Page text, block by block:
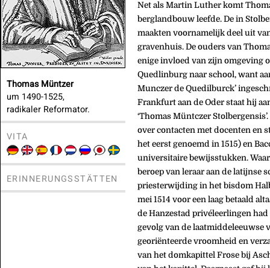
Thomas Müntzer
um 1490-1525,
radikaler Reformator.
VITA
ERINNERUNGSSTÄTTEN
Net als Martin Luther komt
berglandbouw leefde. De in
maakten voornamelijk deel uit
gravenhuis. De ouders van
enige invloed van zijn omgeving
Quedlinburg naar school, want
Munczer de Quedilburck’
Frankfurt aan de Oder staat hij
‘Thomas Müntczer
over contacten met docenten en
het eerst genoemd in 1515) en
universitaire bewijsstukken.
beroep van leraar aan de latijnse
priesterwijding in het bisdom
mei 1514 voor een laag betaald
de Hanzestad privéleerlingen
gevolg van de laatmiddeleeuwse
georiënteerde vroomheid en
van het domkapittel Frose bij